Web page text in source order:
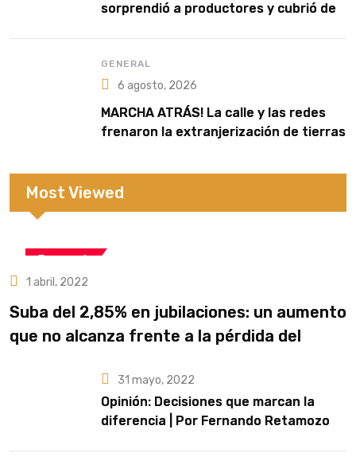
sorprendió a productores y cubrió de
GENERAL
6 agosto, 2026
MARCHA ATRÁS! La calle y las redes
frenaron la extranjerización de tierras
Most Viewed
Economía
1 abril, 2022
Suba del 2,85% en jubilaciones: un aumento
que no alcanza frente a la pérdida del
31 mayo, 2022
Opinión: Decisiones que marcan la
diferencia | Por Fernando Retamozo